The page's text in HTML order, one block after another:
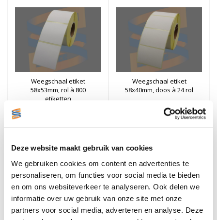
Deze website maakt gebruik van cookies
We gebruiken cookies om content en advertenties te
personaliseren, om functies voor social media te bieden
en om ons websiteverkeer te analyseren. Ook delen we
informatie over uw gebruik van onze site met onze
partners voor social media, adverteren en analyse. Deze
Weegschaal etiket
58x53mm, rol à 800
etiketten
Bestellen
Weegschaal etiket
58x40mm, doos à 24 rol
Excl. btw
Stukprijs: €251,28 / Per Doos
Bestellen